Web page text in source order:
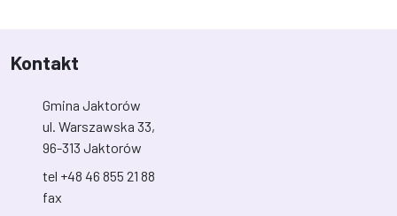
Kontakt
Gmina Jaktorów
ul. Warszawska 33,
96-313 Jaktorów
tel +48 46 855 21 88
fax